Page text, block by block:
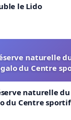
le Lido
naturelle
du Centre
naturelle
du Centre sportif